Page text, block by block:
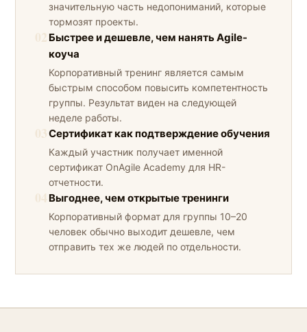
значительную часть недопониманий, которые
тормозят проекты.
02 Быстрее и дешевле, чем нанять Agile-
коуча
Корпоративный тренинг является самым
быстрым способом повысить компетентность
группы. Результат виден на следующей
неделе работы.
03Сертификат как подтверждение обучения
Каждый участник получает именной
сертификат OnAgile Academy для HR-
отчетности.
04 Выгоднее, чем открытые тренинги
Корпоративный формат для группы 10–20
человек обычно выходит дешевле, чем
отправить тех же людей по отдельности.